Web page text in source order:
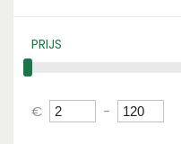
PRIJS
€ -